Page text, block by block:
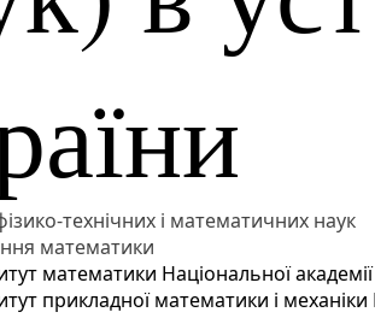
технічних і математичних наук
математики
математики Національної
прикладної математики і